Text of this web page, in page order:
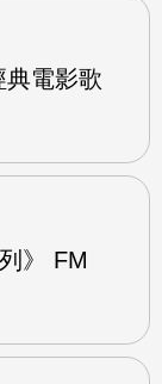
典電影歌
》 FM